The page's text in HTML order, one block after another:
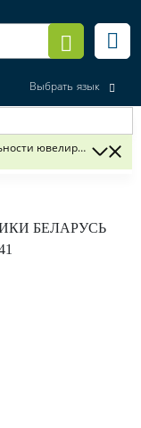
Выбрать язык
ювелирного
БЕЛАРУСЬ